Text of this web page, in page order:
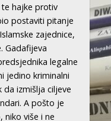
hajke protiv
postaviti pitanje
zajednice,
Gadafijeva
legalne
jedino kriminalni
izmišlja ciljeve
A pošto je
niko više i ne